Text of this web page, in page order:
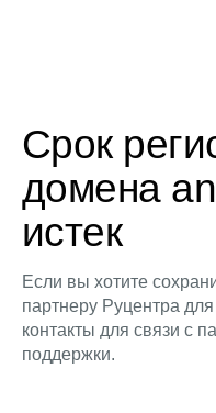
Срок
домена
истек
Если вы хотите
партнеру Руцентра
контакты для связи с
поддержки.